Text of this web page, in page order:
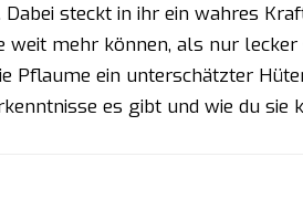
steckt in ihr ein wahres
weit mehr können, als nur
Pflaume ein unterschätzter
es gibt und wie du sie